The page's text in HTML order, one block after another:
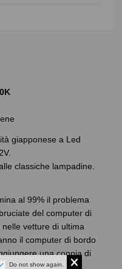
giapponese a Led
classiche lampadine.
al 99% il problema
del computer di
vetture di ultima
il computer di bordo
una coppia di
di errore
Do not show again.